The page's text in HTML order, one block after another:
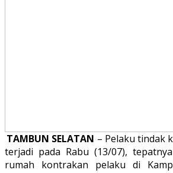
TAMBUN SELATAN – Pelaku tindak
terjadi pada Rabu (13/07),
rumah kontrakan pelaku di